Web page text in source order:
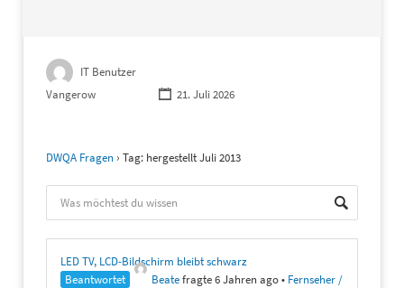
IT Benutzer
Vangerow
21. Juli 2026
DWQA Fragen › Tag: hergestellt Juli 2013
LED TV, LCD-Bildschirm bleibt schwarz
Beantwortet
Beatefragte 6 Jahren ago• Fernseher /